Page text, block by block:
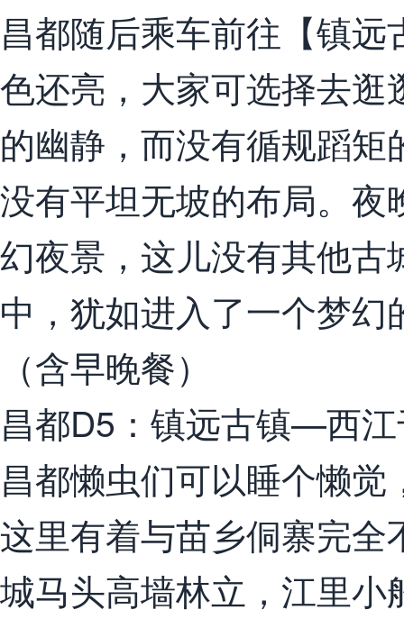
昌都随后乘车前往【镇
色还亮，大家可选择去
的幽静，而没有循规蹈
没有平坦无坡的布局。
幻夜景，这儿没有其他
中，犹如进入了一个梦
（含早晚餐）
昌都D5：镇远古镇—西
昌都懒虫们可以睡个懒
这里有着与苗乡侗寨完
城马头高墙林立，江里